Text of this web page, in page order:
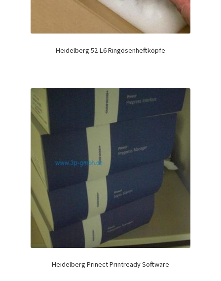
Heidelberg 52-L6 Ringösenheftköpfe
Heidelberg Prinect Printready Software